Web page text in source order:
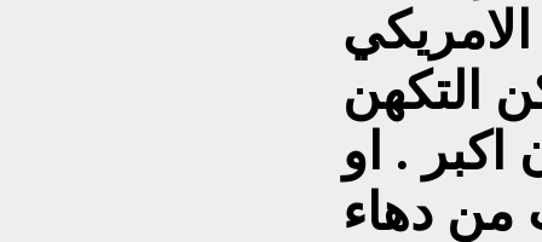
التكهن
اكبر . او
من دهاء